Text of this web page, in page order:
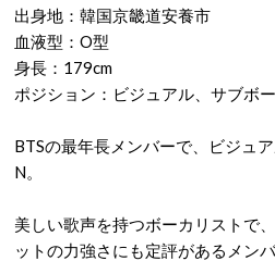
出身地：韓国京畿道安養市
血液型：O型
身長：179cm
ポジション：ビジュアル、サブボ
BTSの最年長メンバーで、ビジュ
N。
美しい歌声を持つボーカリストで
ットの力強さにも定評があるメンバ